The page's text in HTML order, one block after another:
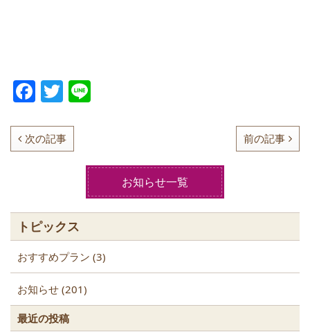
F
c
e
o
k
T
itt
er
次の記事 前の記事
お知らせ一覧
トピックス
おすすめプラン (3)
お知らせ (201)
最近の投稿